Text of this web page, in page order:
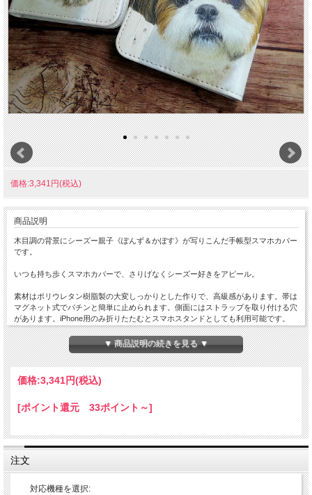
価格:3,341円(税込)
商品説明
木目調の背景にシーズー親子《ぽんず＆かぼす》が写りこんだ手帳型スマホカバー
です。
いつも持ち歩くスマホカバーで、さりげなくシーズー好きをアピール。
素材はポリウレタン樹脂製の大変しっかりとした作りで、高級感があります。帯は
マグネット式でパチンと簡単に止められます。側面にはストラップを取り付ける穴
があります。iPhone用のみ折りたたむとスマホスタンドとしても利用可能です。
内側にはカードなどを収納できるスペースもあります（キャッシュカードやクレジ
ットカードは、スマートフォン本体からの磁気に影響を受ける可能性がございます
ので、カードを長い時間保管するのはお避け下さい）。
iPhone用とAndoroidスマホ用があります。iPhone用は各サイズはめ込み式。
がはがれ落ちないように一定の粘着力のあるシール）で本体を貼り付ける方法を採
ったり、本体に傷がつく恐れがあります。
（以前付いていたミラーは割れやすいという観点から外されております）
●対応機種
ケースの大きさによって価格にオプション料金が加算されますのでご了承くださ
▼ 商品説明の続きを見る ▼
価格:3,341円(税込)
[ポイント還元 33ポイント～]
注文
対応機種を選択: